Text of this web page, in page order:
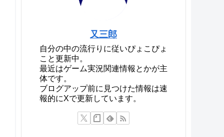
又三郎
自分の中の流行りに従いぴょこぴょ
こと更新中。
最近はゲーム実況関連情報とかが主
体です。
ブログアップ前に見つけた情報は速
報的にXで更新しています。